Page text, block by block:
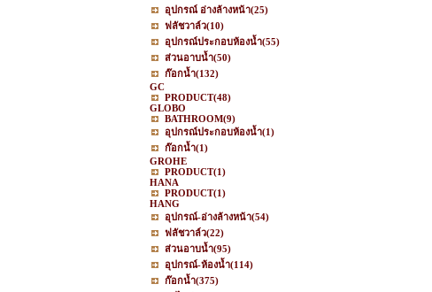
อุปกรณ์ อ่างล้างหน้า(25)
ฟลัชวาล์ว(10)
อุปกรณ์ประกอบห้องน้ำ(55)
ส่วนอาบน้ำ(50)
ก๊อกน้ำ(132)
GC
PRODUCT(48)
GLOBO
BATHROOM(9)
อุปกรณ์ประกอบห้องน้ำ(1)
ก๊อกน้ำ(1)
GROHE
PRODUCT(1)
HANA
PRODUCT(1)
HANG
อุปกรณ์-อ่างล้างหน้า(54)
ฟลัชวาล์ว(22)
ส่วนอาบน้ำ(95)
อุปกรณ์-ห้องน้ำ(114)
ก๊อกน้ำ(375)